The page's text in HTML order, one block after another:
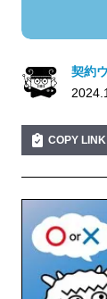
契約
COPY LINK